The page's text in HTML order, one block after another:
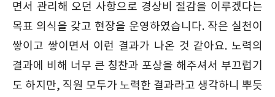
면서 관리해 오던 사항으로 경상비 절감을 이루겠다는
목표 의식을 갖고 현장을 운영하였습니다. 작은 실천이
쌓이고 쌓이면서 이런 결과가 나온 것 같아요. 노력의
결과에 비해 너무 큰 칭찬과 포상을 해주셔서 부끄럽기
도 하지만, 직원 모두가 노력한 결과라고 생각하니 뿌듯